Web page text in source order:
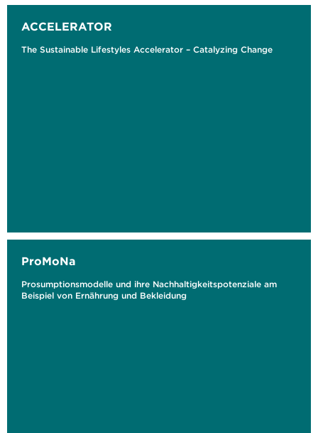
ACCELERATOR
The Sustainable Lifestyles Accelerator – Catalyzing Change
ProMoNa
Prosumptionsmodelle und ihre Nachhaltigkeitspotenziale am
Beispiel von Ernährung und Bekleidung